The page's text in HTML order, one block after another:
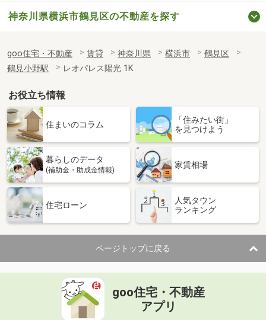
神奈川県横浜市鶴見区の不動産を探す
goo住宅・不動産 賃貸 神奈川県 横浜市
鶴見区
鶴見小野駅
レオパレス陽光 1K
お役立ち情報
住まいのコラム
「住みたい街」
を見つけよう
暮らしのデータ
(補助金・助成金情報)
家賃相場
住宅ローン
人気タウン
ランキング
ページトップに戻る
goo住宅・不動産
アプリ